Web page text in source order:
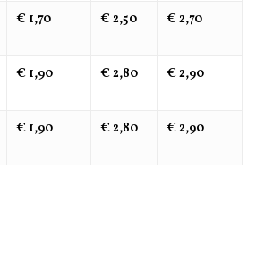
€ 1,70 € 2,50 € 2,70
€ 1,90 € 2,80 € 2,90
€ 1,90 € 2,80 € 2,90